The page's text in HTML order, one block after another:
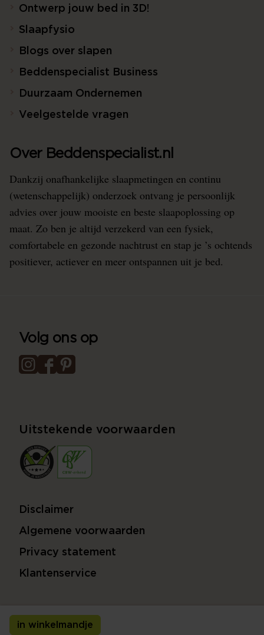
in winkelmandje
Ontwerp jouw bed in 3D!
Slaapfysio
Blogs over slapen
Beddenspecialist Business
Duurzaam Ondernemen
Veelgestelde vragen
Over Beddenspecialist.nl
Dankzij onafhankelijke slaapmetingen en continu
(wetenschappelijk) onderzoek ontvang je persoonlijk
advies over jouw mooiste en beste slaapoplossing op
maat. Zo ben je altijd verzekerd van een fysiek,
comfortabele en gezonde nachtrust en stap je ’s ochtends
positiever, actiever en meer ontspannen uit je bed.
Volg ons op
Uitstekende voorwaarden
Disclaimer
Algemene voorwaarden
Privacy statement
Klantenservice